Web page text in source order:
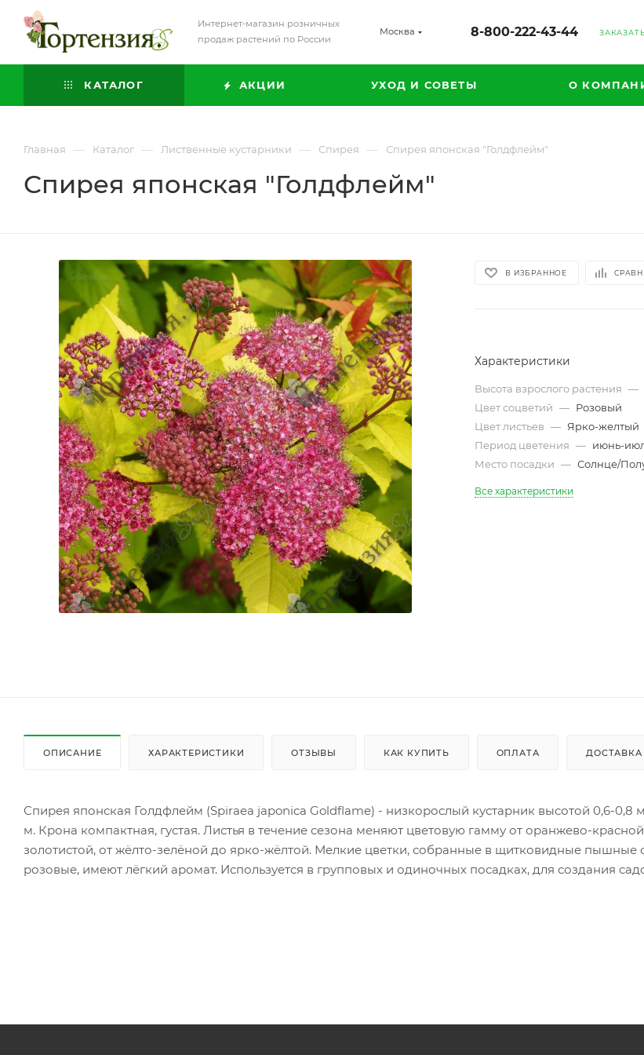
Интернет-магазин розничных
продаж растений по России
Москва 8-800-222-43-44
КАТАЛОГ АКЦИИ УХОД И СОВЕТЫ О
Главная — Каталог — Лиственные кустарники — Спирея — Спирея японская "Голдфлейм"
Спирея японская "Голдфлейм"
В ИЗБРАННОЕ
Характеристики
Высота взрослого растения —
Цвет соцветий — Розовый
Цвет листьев — Ярко-желтый
Период цветения — июнь-
Место посадки — Солнце/
Все характеристики
ОПИСАНИЕ ХАРАКТЕРИСТИКИ ОТЗЫВЫ КАК КУПИТЬ ОПЛАТА ДОСТАВКА
Спирея японская Голдфлейм (Spiraea japonica Goldflame) - низкорослый кустарник высотой 0,6-0,8
м. Крона компактная, густая. Листья в течение сезона меняют цветовую гамму от оранжево-
золотистой, от жёлто-зелёной до ярко-жёлтой. Мелкие цветки, собранные в щитковидные пышные
розовые, имеют лёгкий аромат. Используется в групповых и одиночных посадках, для создания